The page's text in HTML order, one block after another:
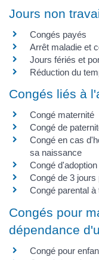
Jours non
Congés payés
Arrêt maladie et
Jours fériés et
Réduction du
Congés liés à
Congé maternité
Congé de
Congé en cas
sa naissance
Congé d'adoption
Congé de 3
Congé parental à
Congés pour
dépendance
Congé pour